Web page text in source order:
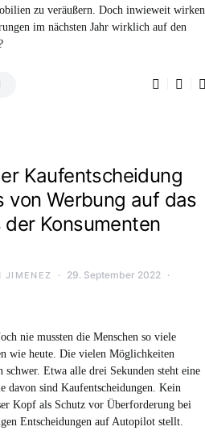
zu veräußern. Doch inwieweit wirken
im nächsten Jahr wirklich auf den
Kaufentscheidung
von Werbung auf das
Konsumenten
JIMENEZ 29. September 2022
nie mussten die Menschen so viele
wie heute. Die vielen Möglichkeiten
schwer. Etwa alle drei Sekunden steht eine
davon sind Kaufentscheidungen. Kein
Kopf als Schutz vor Überforderung bei
Entscheidungen auf Autopilot stellt.